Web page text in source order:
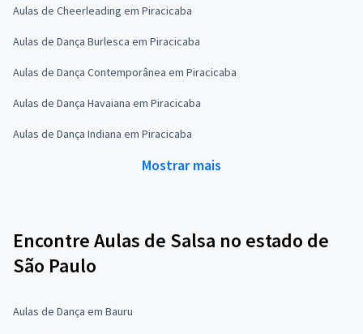
Aulas de Cheerleading em Piracicaba
Aulas de Dança Burlesca em Piracicaba
Aulas de Dança Contemporânea em Piracicaba
Aulas de Dança Havaiana em Piracicaba
Aulas de Dança Indiana em Piracicaba
Mostrar mais
Encontre Aulas de Salsa no estado de
São Paulo
Aulas de Dança em Bauru